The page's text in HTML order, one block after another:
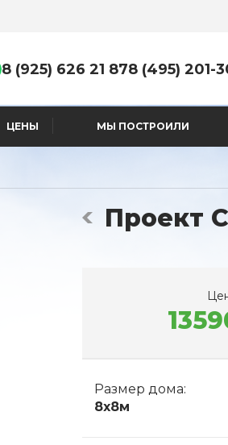
8 (495) 201-
8 (925) 626 21 87
ЦЕНЫ МЫ ПОСТРОИЛИ
Проект
Размер дома:
8x8м